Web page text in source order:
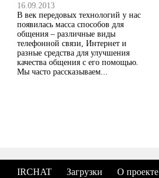
16.09.2013
В век передовых технологий у нас
появилась масса способов для
общения – различные виды
телефонной связи, Интернет и
разные средства для улучшения
качества общения с его помощью.
Мы часто рассказываем...
IRCHAT Загрузки О проекте